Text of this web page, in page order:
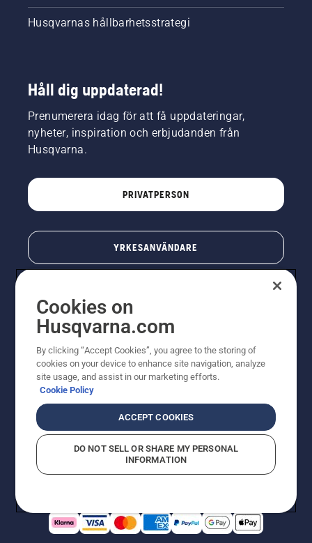
Husqvarnas hållbarhetsstrategi
Håll dig uppdaterad!
Prenumerera idag för att få uppdateringar,
nyheter, inspiration och erbjudanden från
Husqvarna.
PRIVATPERSON
YRKESANVÄNDARE
© Husqvarna AB (publ). All rights reserved. Priserna
som visas är rekommenderade cirkapriser. Alla angivna
priser är rekommenderade försäljningspriser (inkl.
moms) om inte produkten är tillgänglig för direkt köp.
CookiepolicyAnvändningsvillkor Sekretessmeddelande
Rapportera misstänkta överträdelser
Cookies on
Husqvarna.com
By clicking “Accept Cookies”, you agree to the storing of
cookies on your device to enhance site navigation, analyze
site usage, and assist in our marketing efforts.
Cookie Policy
ACCEPT COOKIES
DO NOT SELL OR SHARE MY PERSONAL
INFORMATION